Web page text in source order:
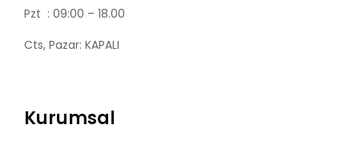
Pzt : 09:00 – 18.00
Cts, Pazar: KAPALI
Kurumsal